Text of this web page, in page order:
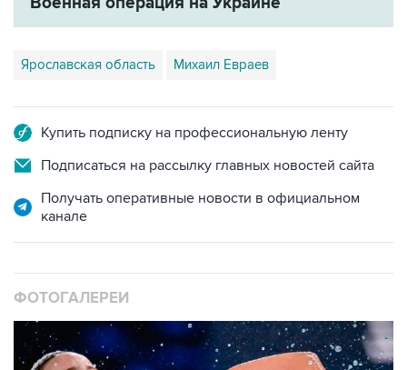
Ярославская область Михаил Евраев
Купить подписку на профессиональную ленту
Подписаться на рассылку главных новостей сайта
Получать оперативные новости в официальном
канале
ФОТОГАЛЕРЕИ